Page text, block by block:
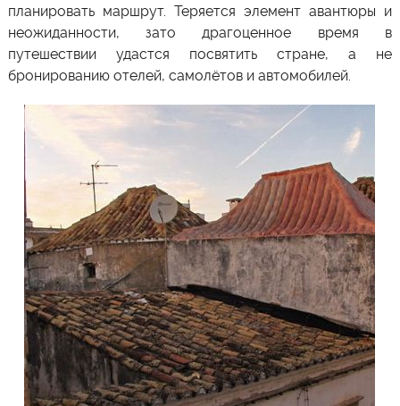
планировать маршрут. Теряется элемент авантюры и
неожиданности, зато драгоценное время в
путешествии удастся посвятить стране, а не
бронированию отелей, самолётов и автомобилей.